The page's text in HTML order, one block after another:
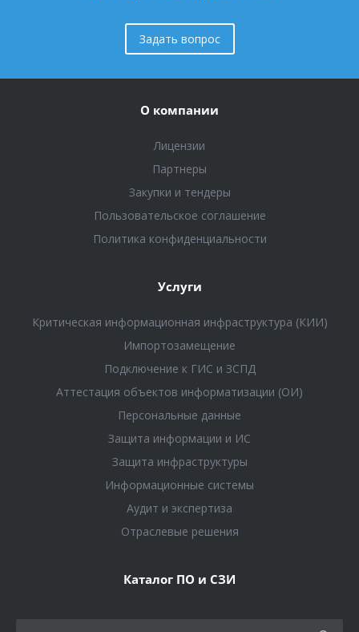
Задать вопрос
О компании
Лицензии
Партнеры
Закупки и тендеры
Пользовательское соглашение
Политика конфиденциальности
Услуги
Критическая информационная инфраструктура (КИИ)
Импортозамещение
Подключение к ГИС и ЗСПД
Аттестация объектов информатизации (ОИ)
Персональные данные
Защита информации и ИС
Защита инфраструктуры
Информационные системы
Аудит и экспертиза
Отраслевые решения
Каталог ПО и СЗИ